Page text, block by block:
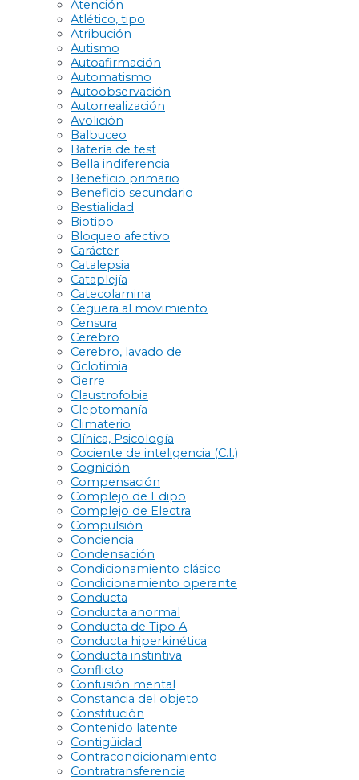
Atención
Atlético, tipo
Atribución
Autismo
Autoafirmación
Automatismo
Autoobservación
Autorrealización
Avolición
Balbuceo
Batería de test
Bella indiferencia
Beneficio primario
Beneficio secundario
Bestialidad
Biotipo
Bloqueo afectivo
Carácter
Catalepsia
Cataplejía
Catecolamina
Ceguera al movimiento
Censura
Cerebro
Cerebro, lavado de
Ciclotimia
Cierre
Claustrofobia
Cleptomanía
Climaterio
Clínica, Psicología
Cociente de inteligencia (C.I.)
Cognición
Compensación
Complejo de Edipo
Complejo de Electra
Compulsión
Conciencia
Condensación
Condicionamiento clásico
Condicionamiento operante
Conducta
Conducta anormal
Conducta de Tipo A
Conducta hiperkinética
Conducta instintiva
Conflicto
Confusión mental
Constancia del objeto
Constitución
Contenido latente
Contigüidad
Contracondicionamiento
Contratransferencia